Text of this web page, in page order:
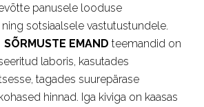
panusele looduse
sotsiaalsele vastutustundele.
SÕRMUSTE EMAND teemandid on
laboris, kasutades
tagades suurepärase
hinnad. Iga kiviga on kaasas